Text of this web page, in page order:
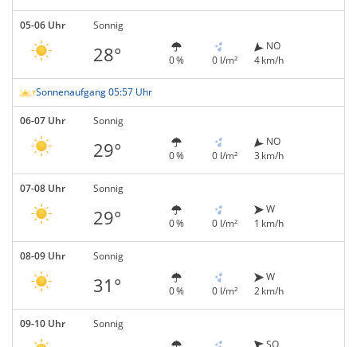
05-06 Uhr Sonnig
28° 0 % 0 l/m²
NO
4 km/h
Sonnenaufgang 05:57 Uhr
06-07 Uhr Sonnig
29° 0 % 0 l/m²
NO
3 km/h
07-08 Uhr Sonnig
29° 0 % 0 l/m²
W
1 km/h
08-09 Uhr Sonnig
31° 0 % 0 l/m²
W
2 km/h
09-10 Uhr Sonnig
SO